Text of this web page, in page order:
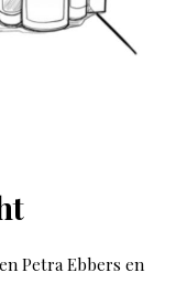
Petra Ebbers en